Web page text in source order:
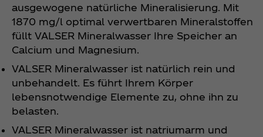
ausgewogene natürliche Mineralisierung. Mit
1870 mg/l optimal verwertbaren Mineralstoffen
füllt VALSER Mineralwasser Ihre Speicher an
Calcium und Magnesium.
VALSER Mineralwasser ist natürlich rein und
unbehandelt. Es führt Ihrem Körper
lebensnotwendige Elemente zu, ohne ihn zu
belasten.
VALSER Mineralwasser ist natriumarm und